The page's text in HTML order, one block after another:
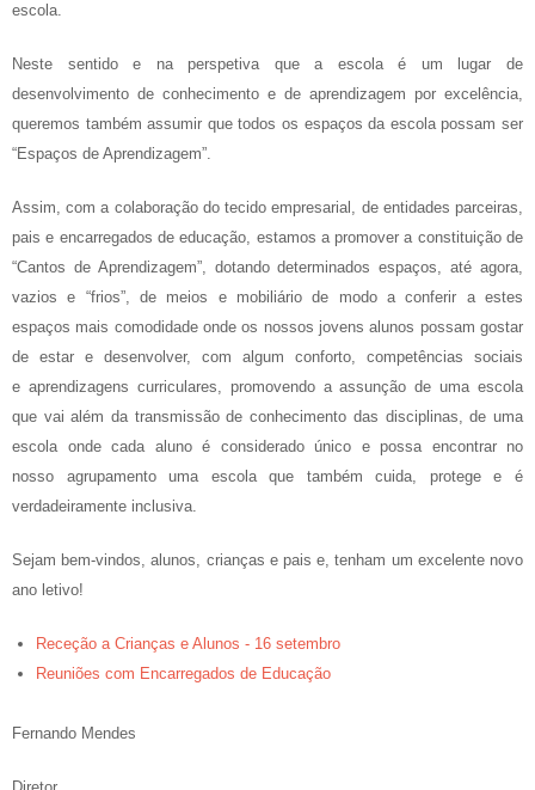
escola.
Neste sentido e na perspetiva que a escola é um lugar de
desenvolvimento de conhecimento e de aprendizagem por excelência,
queremos também assumir que todos os espaços da escola possam ser
“Espaços de Aprendizagem”.
Assim, com a colaboração do tecido empresarial, de entidades parceiras,
pais e encarregados de educação, estamos a promover a constituição de
“Cantos de Aprendizagem”, dotando determinados espaços, até agora,
vazios e “frios”, de meios e mobiliário de modo a conferir a estes
espaços mais comodidade onde os nossos jovens alunos possam gostar
de estar e desenvolver, com algum conforto, competências sociais
e aprendizagens curriculares, promovendo a assunção de uma escola
que vai além da transmissão de conhecimento das disciplinas, de uma
escola onde cada aluno é considerado único e possa encontrar no
nosso agrupamento uma escola que também cuida, protege e é
verdadeiramente inclusiva.
Sejam bem-vindos, alunos, crianças e pais e, tenham um excelente novo
ano letivo!
Receção a Crianças e Alunos - 16 setembro
Reuniões com Encarregados de Educação
Fernando Mendes